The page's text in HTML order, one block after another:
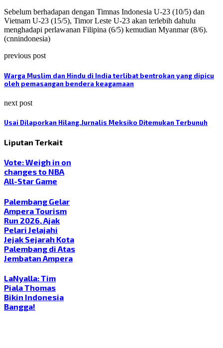
Sebelum berhadapan dengan Timnas Indonesia U-23 (10/5) dan
Vietnam U-23 (15/5), Timor Leste U-23 akan terlebih dahulu
menghadapi perlawanan Filipina (6/5) kemudian Myanmar (8/6).
(cnnindonesia)
previous post
Warga Muslim dan Hindu di India terlibat bentrokan yang dipicu
oleh pemasangan bendera keagamaan
next post
Usai Dilaporkan Hilang,Jurnalis Meksiko Ditemukan Terbunuh
Liputan Terkait
Vote: Weigh in on
changes to NBA
All-Star Game
Palembang Gelar
Ampera Tourism
Run 2026, Ajak
Pelari Jelajahi
Jejak Sejarah Kota
Palembang di Atas
Jembatan Ampera
LaNyalla: Tim
Piala Thomas
Bikin Indonesia
Bangga!